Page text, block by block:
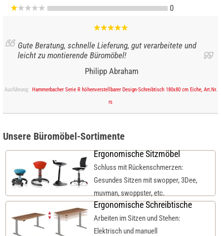
0
Gute Beratung, schnelle Lieferung, gut verarbeitete und
leicht zu montierende Büromöbel!
Philipp Abraham
Ausführung:
Hammerbacher Serie R höhenverstellbarer Design-Schreibtisch 180x80 cm Eiche, Art.Nr.
rs
Unsere Büromöbel-Sortimente
Ergonomische Sitzmöbel
Schluss mit Rückenschmerzen:
Gesundes Sitzen mit swopper, 3Dee,
muvman, swoppster, etc.
Ergonomische Schreibtische
Arbeiten im Sitzen und Stehen:
Elektrisch und manuell